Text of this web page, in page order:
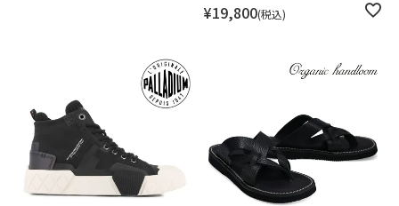
¥19,800 税込